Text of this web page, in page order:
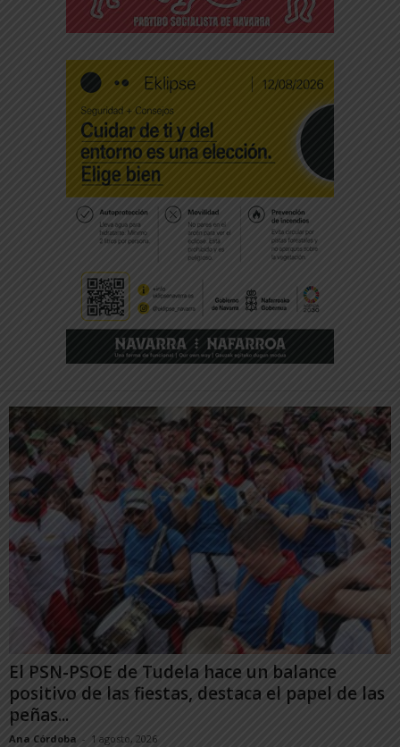
El PSN-PSOE de Tudela hace un balance
positivo de las fiestas, destaca el papel de las
peñas...
Ana Córdoba - 1 agosto, 2026